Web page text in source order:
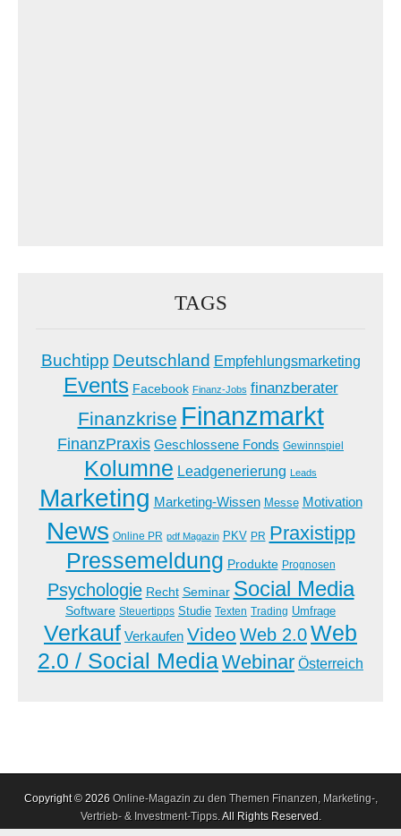
TAGS
Buchtipp Deutschland Empfehlungsmarketing
Events Facebook Finanz-Jobs finanzberater
Finanzkrise Finanzmarkt
FinanzPraxis Geschlossene Fonds Gewinnspiel
Kolumne Leadgenerierung Leads
Marketing Marketing-Wissen Messe Motivation
News Online PR pdf Magazin PKV PR Praxistipp
Pressemeldung Produkte Prognosen
Psychologie Recht Seminar Social Media
Software Steuertipps Studie Texten Trading Umfrage
Verkauf Verkaufen Video Web 2.0Web
2.0 / Social MediaWebinar Österreich
Copyright © 2026 Online-Magazin zu den Themen Finanzen, Marketing-,
Vertrieb- & Investment-Tipps. All Rights Reserved.